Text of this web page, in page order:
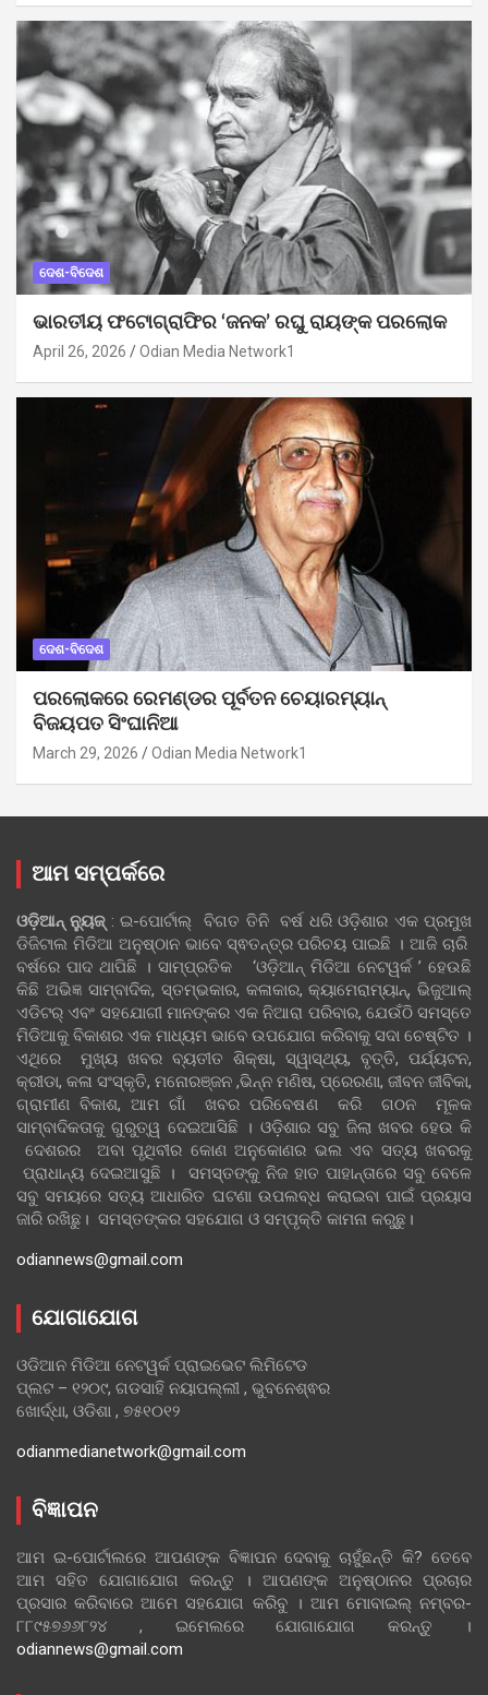
ଦେଶ-ବିଦେଶ
ଭାରତୀୟ ଫଟୋଗ୍ରାଫିର ‘ଜନକ’ ରଘୁ ରାୟଙ୍କ ପରଲୋକ
April 26, 2026 Odian Media Network1
ଦେଶ-ବିଦେଶ
ପରଲୋକରେ ରେମଣ୍ଡର ପୂର୍ବତନ ଚେୟାରମ୍ୟାନ୍
ବିଜୟପତ ସିଂଘାନିଆ
March 29, 2026 Odian Media Network1
ଆମ ସମ୍ପର୍କରେ
ଓଡ଼ିଆନ୍‍ ନ୍ୟୁଜ୍‍: ଇ-ପୋର୍ଟାଲ୍ ବିଗତ ତିନି ବର୍ଷ ଧରି ଓଡ଼ିଶାର ଏକ ପ୍ରମୁଖ
ଡିଜିଟାଲ ମିଡିଆ ଅନୁଷ୍ଠାନ ଭାବେ ସ୍ଵତନ୍ତ୍ର ପରିଚୟ ପାଇଛି । ଆଜି ଚାରି
ବର୍ଷରେ ପାଦ ଥାପିଛି । ସାମ୍ପ୍ରତିକ ‘ଓଡ଼ିଆନ୍‍ ମିଡିଆ ନେଟୱର୍କ ’ ହେଉଛି
କିଛି ଅଭିଜ୍ଞ ସାମ୍ବାଦିକ, ସ୍ତମ୍ଭକାର, କଳାକାର, କ୍ୟାମେରାମ୍ୟାନ୍, ଭିଜୁଆଲ୍
ଏଡିଟର୍ ଏବଂ ସହଯୋଗୀ ମାନଙ୍କର ଏକ ନିଆରା ପରିବାର, ଯେଉଁଠି ସମସ୍ତେ
ମିଡିଆକୁ ବିକାଶର ଏକ ମାଧ୍ୟମ ଭାବେ ଉପଯୋଗ କରିବାକୁ ସଦା ଚେଷ୍ଟିତ ।
ଏଥିରେ ମୁଖ୍ୟ ଖବର ବ୍ୟତୀତ ଶିକ୍ଷା, ସ୍ୱାସ୍ଥ୍ୟ, ବୃତ୍ତି, ପର୍ଯ୍ୟଟନ,
କ୍ରୀଡା, କଳା ସଂସ୍କୃତି, ମନୋରଞ୍ଜନ ,ଭିନ୍ନ ମଣିଷ, ପ୍ରେରଣା, ଜୀବନ ଜୀବିକା,
ଗ୍ରାମୀଣ ବିକାଶ, ଆମ ଗାଁ ଖବର ପରିବେଷଣ କରି ଗଠନ ମୂଳକ
ସାମ୍ବାଦିକତାକୁ ଗୁରୁତ୍ୱ ଦେଇଆସିଛି । ଓଡ଼ିଶାର ସବୁ ଜିଲା ଖବର ହେଉ କି
ଦେଶରର ଅବା ପୃଥିବୀର କୋଣ ଅନୁକୋଣର ଭଲ ଏବ ସତ୍ୟ ଖବରକୁ
ପ୍ରାଧାନ୍ୟ ଦେଇଆସୁଛି । ସମସ୍ତଙ୍କୁ ନିଜ ହାତ ପାହାନ୍ତାରେ ସବୁ ବେଳେ
ସବୁ ସମୟରେ ସତ୍ୟ ଆଧାରିତ ଘଟଣା ଉପଲବ୍ଧ କରାଇବା ପାଇଁ ପ୍ରୟାସ
ଜାରି ରଖିଛୁ। ସମସ୍ତଙ୍କର ସହଯୋଗ ଓ ସମ୍ପୃକ୍ତି କାମନା କରୁଛୁ।
odiannews@gmail.com
ଯୋଗାଯୋଗ
ଓଡିଆନ ମିଡିଆ ନେଟୱର୍କ ପ୍ରାଇଭେଟ ଲିମିଟେଡ
ପ୍ଲଟ – ୧୨୦୯, ଗଡସାହି ନୟାପଲ୍ଲୀ , ଭୁବନେଶ୍ଵର
ଖୋର୍ଦ୍ଧା, ଓଡିଶା , ୭୫୧୦୧୨
odianmedianetwork@gmail.com
ବିଜ୍ଞାପନ
ଆମ ଇ-ପୋର୍ଟାଲରେ ଆପଣଙ୍କ ବିଜ୍ଞାପନ ଦେବାକୁ ଚାହୁଁଛନ୍ତି କି? ତେବେ
ଆମ ସହିତ ଯୋଗାଯୋଗ କରନ୍ତୁ । ଆପଣଙ୍କ ଅନୁଷ୍ଠାନର ପ୍ରଚାର
ପ୍ରସାର କରିବାରେ ଆମେ ସହଯୋଗ କରିବୁ । ଆମ ମୋବାଇଲ୍ ନମ୍ବର-
୮୮୯୫୭୬୬୮୨୪ , ଇମେଲରେ ଯୋଗାଯୋଗ କରନ୍ତୁ ।
odiannews@gmail.com